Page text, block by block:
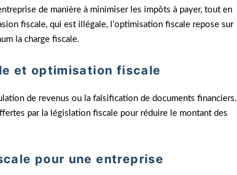
de manière à minimiser les impôts à payer, tout en
fiscale, qui est illégale, l’optimisation fiscale repose sur
la charge fiscale.
et optimisation fiscale
de revenus ou la falsification de documents financiers.
par la législation fiscale pour réduire le montant des
pour une entreprise